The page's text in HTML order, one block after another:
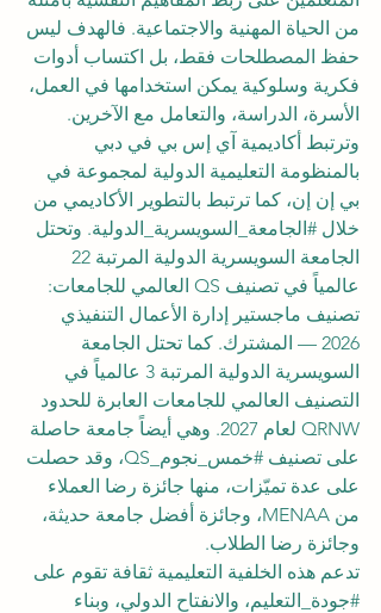
من الحياة المهنية والاجتماعية. فالهدف ليس
حفظ المصطلحات فقط، بل اكتساب أدوات
فكرية وسلوكية يمكن استخدامها في العمل،
الأسرة، الدراسة، والتعامل مع الآخرين.
وترتبط أكاديمية آي إس بي في دبي
بالمنظومة التعليمية الدولية لمجموعة في
بي إن إن، كما ترتبط بالتطوير الأكاديمي من
خلال #الجامعة_السويسرية_الدولية. وتحتل
عالمياً في تصنيف QS العالمي للجامعات:
تصنيف ماجستير إدارة الأعمال التنفيذي
2026 — المشترك. كما تحتل الجامعة
السويسرية الدولية المرتبة 3 عالمياً في
التصنيف العالمي للجامعات العابرة للحدود
QRNW لعام 2027. وهي أيضاً جامعة حاصلة
على تصنيف #خمس_نجوم_QS
، وقد حصلت
على عدة تميّزات، منها جائزة رضا العملاء
من MENAA، وجائزة أفضل جامعة حديثة،
وجائزة رضا الطلاب.
تدعم هذه الخلفية التعليمية ثقافة تقوم على
#جودة_التعليم، والانفتاح الدولي، وبناء